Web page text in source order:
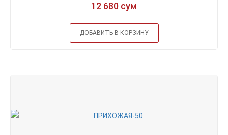
12 680 сум
ДОБАВИТЬ В КОРЗИНУ